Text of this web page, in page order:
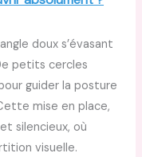
doux s’évasant
petits cercles
guider la posture
mise en place,
silencieux, où
visuelle.